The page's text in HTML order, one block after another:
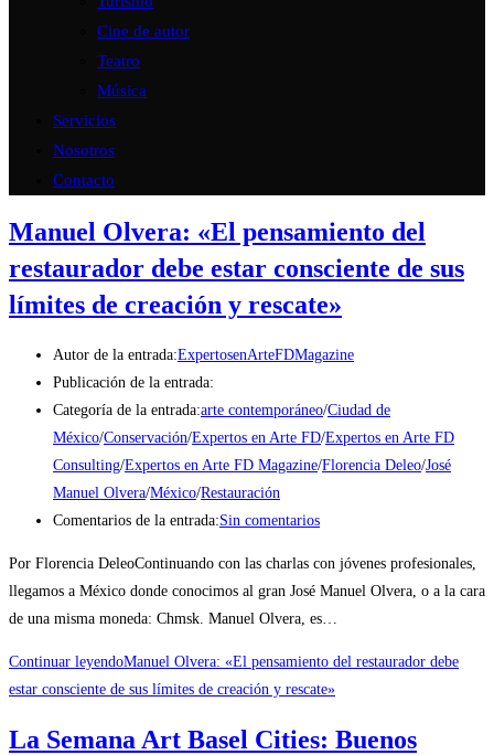
Cine de autor
Teatro
Música
Servicios
Nosotros
Contacto
Manuel Olvera: «El pensamiento del
restaurador debe estar consciente de sus
límites de creación y rescate»
Autor de la entrada:ExpertosenArteFDMagazine
Publicación de la entrada:
Categoría de la entrada:arte contemporáneo/Ciudad de
México/Conservación/Expertos en Arte FD/Expertos en Arte FD
Consulting/Expertos en Arte FD Magazine/Florencia Deleo/José
Manuel Olvera/México/Restauración
Comentarios de la entrada:Sin comentarios
Por Florencia DeleoContinuando con las charlas con jóvenes profesionales,
llegamos a México donde conocimos al gran José Manuel Olvera, o a la cara
de una misma moneda: Chmsk. Manuel Olvera, es…
Continuar leyendoManuel Olvera: «El pensamiento del restaurador debe
estar consciente de sus límites de creación y rescate»
La Semana Art Basel Cities: Buenos